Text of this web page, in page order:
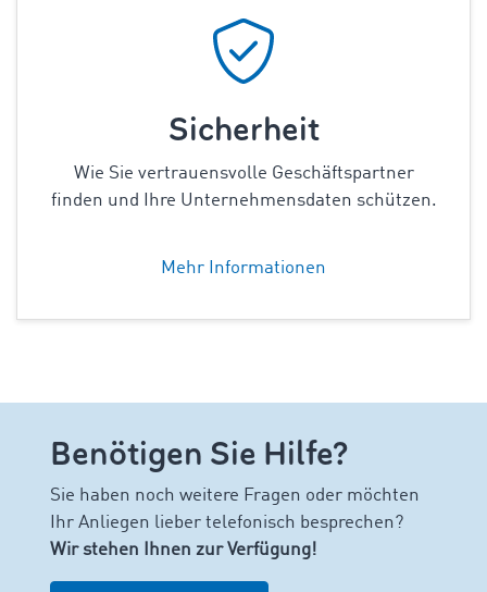
Sicherheit
Wie Sie vertrauensvolle Geschäftspartner
finden und Ihre Unternehmensdaten schützen.
Mehr Informationen
Benötigen Sie Hilfe?
Sie haben noch weitere Fragen oder möchten
Ihr Anliegen lieber telefonisch besprechen?
Wir stehen Ihnen zur Verfügung!